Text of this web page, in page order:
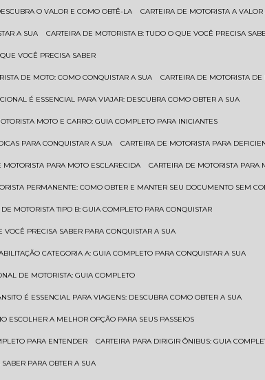
O VALOR E COMO OBTÊ-LA CARTEIRA DE MOTORISTA A
A SUA CARTEIRA DE MOTORISTA B: TUDO O QUE VOCÊ PRECISA
VOCÊ PRECISA SABER
DE MOTO: COMO CONQUISTAR A SUA CARTEIRA DE MOTORISTA
É ESSENCIAL PARA VIAJAR: DESCUBRA COMO OBTER A SUA
MOTO E CARRO: GUIA COMPLETO PARA INICIANTES
PARA CONQUISTAR A SUA CARTEIRA DE MOTORISTA PARA
MOTORISTA PARA MOTO ESCLARECIDA CARTEIRA DE MOTORISTA
PERMANENTE: COMO OBTER E MANTER SEU DOCUMENTO SEM
DE MOTORISTA TIPO B: GUIA COMPLETO PARA CONQUISTAR
VOCÊ PRECISA SABER PARA CONQUISTAR A SUA
CATEGORIA A: GUIA COMPLETO PARA CONQUISTAR A SUA
DE MOTORISTA: GUIA COMPLETO
É ESSENCIAL PARA VIAGENS: DESCUBRA COMO OBTER A SUA
ESCOLHER A MELHOR OPÇÃO PARA SEUS PASSEIOS
PARA ENTENDER CARTEIRA PARA DIRIGIR ÔNIBUS: GUIA
PARA OBTER A SUA